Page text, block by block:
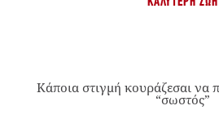
Κάποια στιγμή κουράζεσαι να
“σωστός”